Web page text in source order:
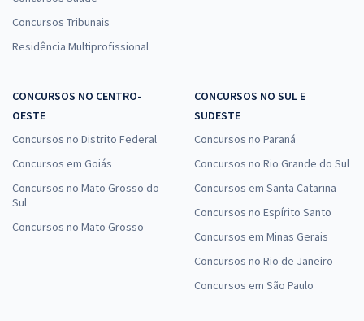
Concursos Tribunais
Residência Multiprofissional
CONCURSOS NO CENTRO-
OESTE
Concursos no Distrito Federal
Concursos em Goiás
Concursos no Mato Grosso do
Sul
Concursos no Mato Grosso
CONCURSOS NO SUL E
SUDESTE
Concursos no Paraná
Concursos no Rio Grande do Sul
Concursos em Santa Catarina
Concursos no Espírito Santo
Concursos em Minas Gerais
Concursos no Rio de Janeiro
Concursos em São Paulo